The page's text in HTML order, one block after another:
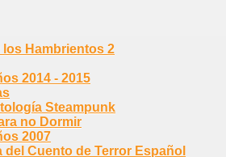
los Hambrientos 2
2014 - 2015
Steampunk
no Dormir
2007
Cuento de Terror Español